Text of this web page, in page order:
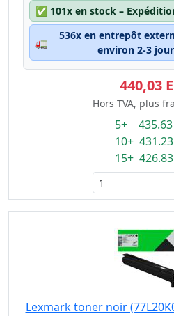
✅ 101x en stock –
🚛
536x en entrepôt
environ 2-3
440,03
Hors TVA, plus
5+ 435.63
10+
15+
Lexmark toner noir